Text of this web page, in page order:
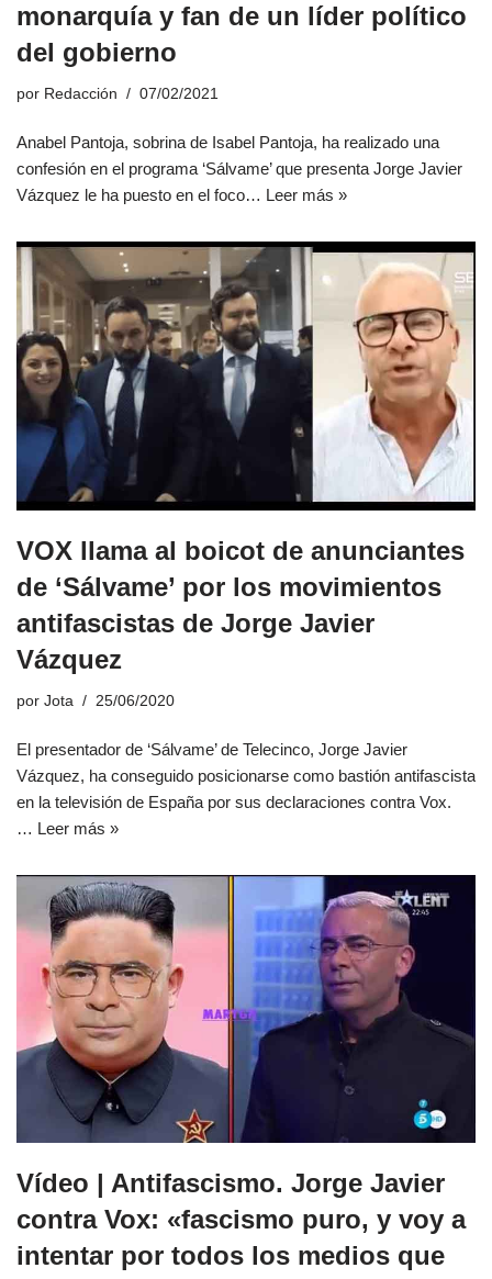
monarquía y fan de un líder político
del gobierno
por Redacción 07/02/2021
Anabel Pantoja, sobrina de Isabel Pantoja, ha realizado una
confesión en el programa ‘Sálvame’ que presenta Jorge Javier
Vázquez le ha puesto en el foco… Leer más »
VOX llama al boicot de anunciantes
de ‘Sálvame’ por los movimientos
antifascistas de Jorge Javier
Vázquez
por Jota 25/06/2020
El presentador de ‘Sálvame’ de Telecinco, Jorge Javier
Vázquez, ha conseguido posicionarse como bastión antifascista
en la televisión de España por sus declaraciones contra Vox.
… Leer más »
Vídeo | Antifascismo. Jorge Javier
contra Vox: «fascismo puro, y voy a
intentar por todos los medios que